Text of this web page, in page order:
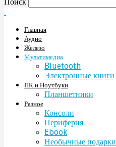
Поиск
Главная
Аудио
Железо
Мультимедиа
Bluetooth
Электронные книги
ПК и Ноутбуки
Планшетники
Разное
Консоли
Периферия
Ebook
Необычные подарки